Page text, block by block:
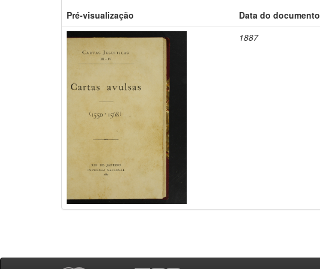
Pré-visualização Data do documento
1887